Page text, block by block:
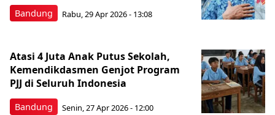
Bandung Rabu, 29 Apr 2026 - 13:08
Bandung
Atasi 4 Juta Anak Putus Sekolah,
Kemendikdasmen Genjot Program
PJJ di Seluruh Indonesia
Senin, 27 Apr 2026 - 12:00